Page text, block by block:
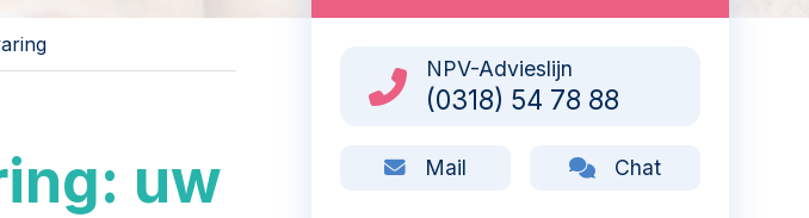
uw
NPV-Advieslijn
(0318) 54 78 88
Mail Chat